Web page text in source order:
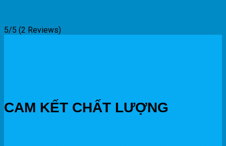
5/5 (2 Reviews)
CAM KẾT CHẤT LƯỢNG